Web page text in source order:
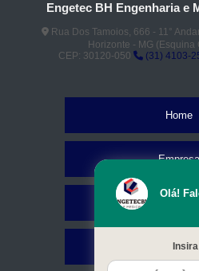
Engetec BH Engenharia e
Rua Dos Tamoios, 666 - 11°
Horizonte - MG (Esquina
CEP: 30120-050
(31) 4103-
Home
Empresa
Serviços
Olá!